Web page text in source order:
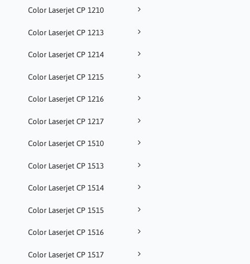
Color Laserjet CP 1210
Color Laserjet CP 1213
Color Laserjet CP 1214
Color Laserjet CP 1215
Color Laserjet CP 1216
Color Laserjet CP 1217
Color Laserjet CP 1510
Color Laserjet CP 1513
Color Laserjet CP 1514
Color Laserjet CP 1515
Color Laserjet CP 1516
Color Laserjet CP 1517